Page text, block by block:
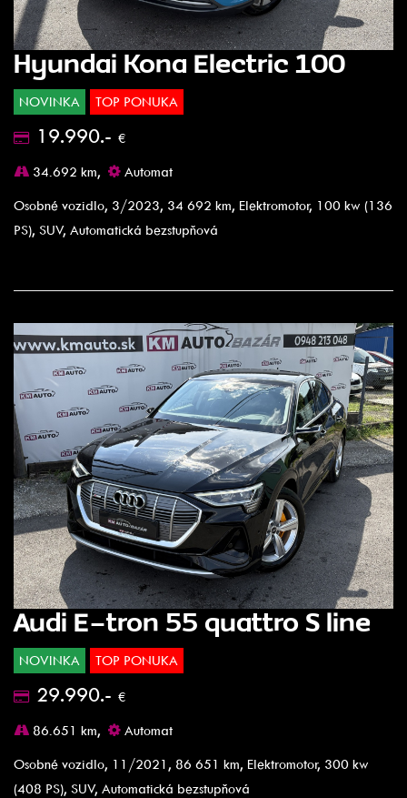
Hyundai Kona Electric 100
NOVINKA TOP PONUKA
19.990.- €
34.692 km,
Automat
Osobné vozidlo, 3/2023, 34 692 km, Elektromotor, 100 kw (136
PS), SUV, Automatická bezstupňová
Audi E-tron 55 quattro S line
NOVINKA TOP PONUKA
29.990.- €
86.651 km,
Automat
Osobné vozidlo, 11/2021, 86 651 km, Elektromotor, 300 kw
(408 PS), SUV, Automatická bezstupňová